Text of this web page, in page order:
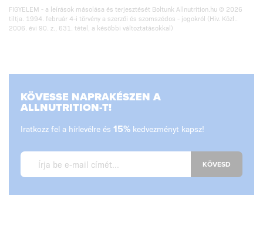
FIGYELEM - a leírások másolása és terjesztését Boltunk Allnutrition.hu © 2026
tiltja. 1994. február 4-i törvény a szerzői és szomszédos - jogokról (Hiv. Közl..
2006. évi 90. z., 631. tétel, a későbbi változtatásokkal)
KÖVESSE NAPRAKÉSZEN A
ALLNUTRITION-T!
Iratkozz fel a hírlevélre és 15% kedvezményt kapsz!
KÖVESD